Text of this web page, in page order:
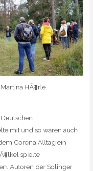
HÃ¶rle
mit und so waren auch
Corona Alltag ein
spielte
Autoren der Solinger